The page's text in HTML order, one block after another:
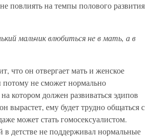
повлиять на темпы полового развития
мальчик влюбиться не в мать, а в
что он отвергает мать и женское
потому не сможет нормально
котором должен развиваться эдипов
вырастет, ему будет трудно общаться с
может стать гомосексуалистом.
в детстве не поддерживал нормальные